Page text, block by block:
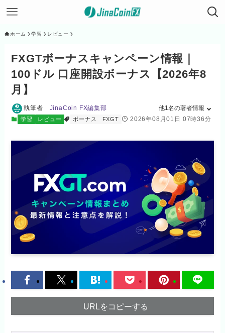
ホーム 学習 レビュー
FXGTボーナスキャンペーン情報｜
100ドル 口座開設ボーナス【2026年8
月】
学習 レビュー ボーナス FXGT 2026年08月01日 07時36分
執筆者 JinaCoin FX編集部 他1名の著者情報
URLをコピーする